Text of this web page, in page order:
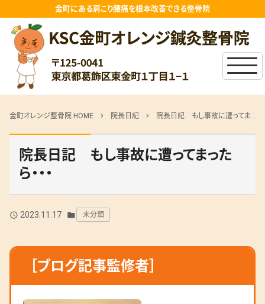
金町にある肩こり腰痛を根本改善できる整骨院
金町オレンジ整骨院 HOME chevron_right 院長日記 chevron_right 院長日記 もし事故に遭ってまったら・・・
院長日記 もし事故に遭ってまった
ら・・・
query_builder 2023.11.17 folder 未分類
［ブログ記事監修者］